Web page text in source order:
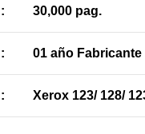
: 30,000 pag.
: 01 año Fabricante
: Xerox 123/ 128/